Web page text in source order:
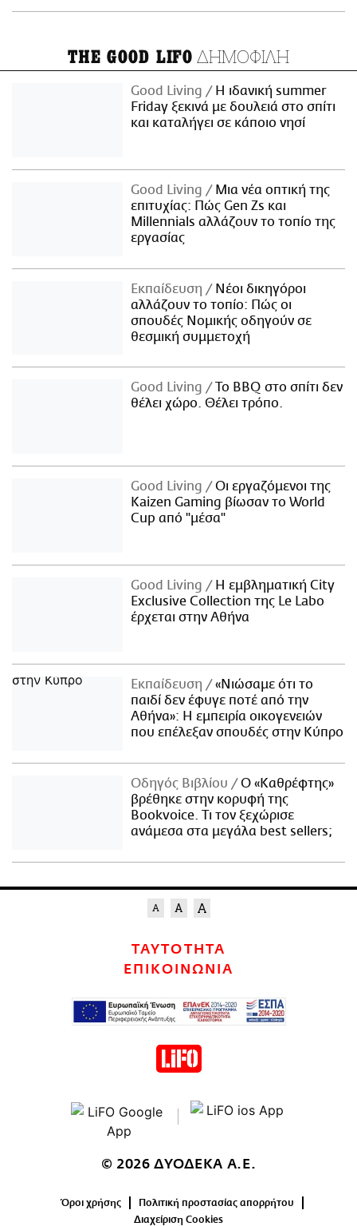
THE GOOD LIFO ΔΗΜΟΦΙΛΗ
Good Living
Η ιδανική summer
Friday ξεκινά με δουλειά στο σπίτι
και καταλήγει σε κάποιο νησί
Good Living
Μια νέα οπτική της
επιτυχίας: Πώς Gen Zs και
Millennials αλλάζουν το τοπίο της
εργασίας
Εκπαίδευση
Νέοι δικηγόροι
αλλάζουν το τοπίο: Πώς οι
σπουδές Νομικής οδηγούν σε
θεσμική συμμετοχή
Good Living
Το BBQ στο σπίτι δεν
θέλει χώρο. Θέλει τρόπο.
Good Living
Οι εργαζόμενοι της
Kaizen Gaming βίωσαν το World
Cup από "μέσα"
Good Living
Η εμβληματική City
Exclusive Collection της Le Labo
έρχεται στην Αθήνα
Εκπαίδευση
«Νιώσαμε ότι το
παιδί δεν έφυγε ποτέ από την
Αθήνα»: Η εμπειρία οικογενειών
που επέλεξαν σπουδές στην Κύπρο
Οδηγός Βιβλίου
Ο «Καθρέφτης»
βρέθηκε στην κορυφή της
Bookvoice. Τι τον ξεχώρισε
ανάμεσα στα μεγάλα best sellers;
ΤΑΥΤΟΤΗΤΑ
ΕΠΙΚΟΙΝΩΝΙΑ
© 2026 ΔΥΟΔΕΚΑ Α.Ε.
Όροι χρήσης
Πολιτική προστασίας απορρήτου
Διαχείριση Cookies